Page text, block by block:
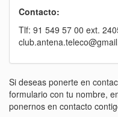
Contacto:
Tlf: 91 549 57 00 ext.
Si deseas ponerte en
formulario con tu nombre,
ponernos en contacto